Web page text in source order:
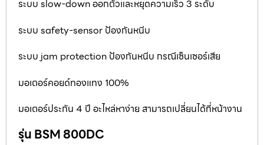
ระบบ slow-down ออกตัวและหยุดความเร็ว 3 ระดับ
ระบบ safety-sensor ป้องกันหนีบ
ระบบ jam protection ป้องกันหนีบ กรณีเซ็นเซอร์เสีย
มอเตอร์คอยด์ทองแทง 100%
มอเตอร์ประกัน 4 ปี อะไหล่หาง่าย สามารถเปลี่ยนได้ที่หน้างาน
รุ่น BSM 800DC